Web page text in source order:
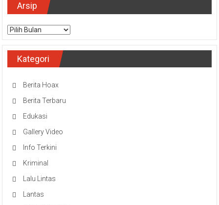
Arsip
Arsip
Kategori
Berita Hoax
Berita Terbaru
Edukasi
Gallery Video
Info Terkini
Kriminal
Lalu Lintas
Lantas